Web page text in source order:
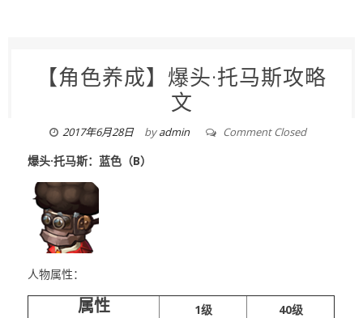
【角色养成】爆头·托马斯攻略
文
2017年6月28日 byadmin Comment Closed
爆头·托马斯：蓝色（B）
人物属性：
属性 1级
40级